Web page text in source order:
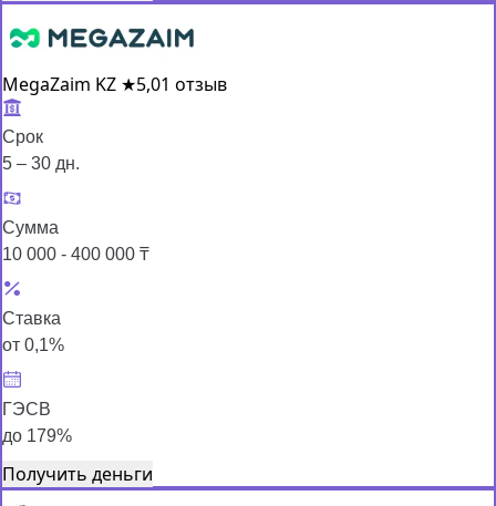
MegaZaim KZ ★5,01 отзыв
Срок
5 – 30 дн.
Сумма
10 000 - 400 000 ₸
Ставка
от 0,1%
ГЭСВ
до 179%
Получить деньги